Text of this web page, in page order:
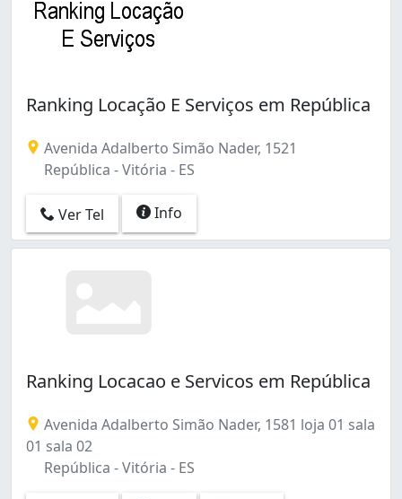
Ranking Locação E Serviços em República
Avenida Adalberto Simão Nader, 1521
República - Vitória - ES
Ver Tel Info
Ranking Locacao e Servicos em República
Avenida Adalberto Simão Nader, 1581 loja 01 sala
01 sala 02
República - Vitória - ES